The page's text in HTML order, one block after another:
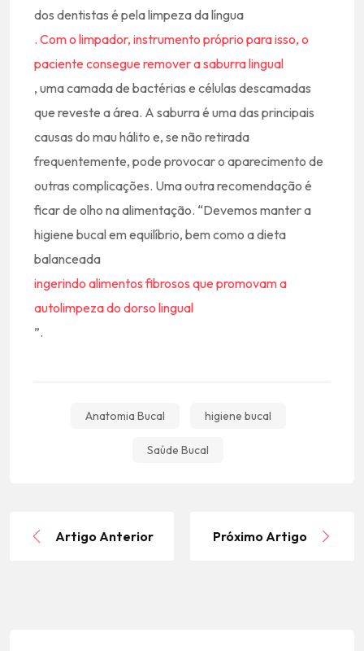
dos dentistas é pela limpeza da língua
. Com o limpador, instrumento próprio para isso, o
paciente consegue remover a saburra lingual
, uma camada de bactérias e células descamadas
que reveste a área. A saburra é uma das principais
causas do mau hálito e, se não retirada
frequentemente, pode provocar o aparecimento de
outras complicações. Uma outra recomendação é
ficar de olho na alimentação. “Devemos manter a
higiene bucal em equilíbrio, bem como a dieta
balanceada
ingerindo alimentos fibrosos que promovam a
autolimpeza do dorso lingual
”.
Anatomia Bucal higiene bucal
Saúde Bucal
Artigo Anterior Próximo Artigo